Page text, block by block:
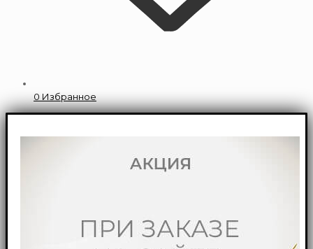
0 Избранное